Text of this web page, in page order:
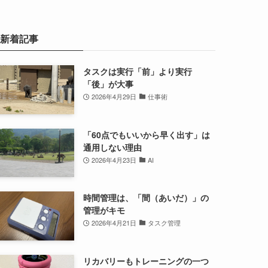
新着記事
タスクは実行「前」より実行
「後」が大事
2026年4月29日 仕事術
「60点でもいいから早く出す」は
通用しない理由
2026年4月23日 AI
時間管理は、「間（あいだ）」の
管理がキモ
2026年4月21日 タスク管理
リカバリーもトレーニングの一つ